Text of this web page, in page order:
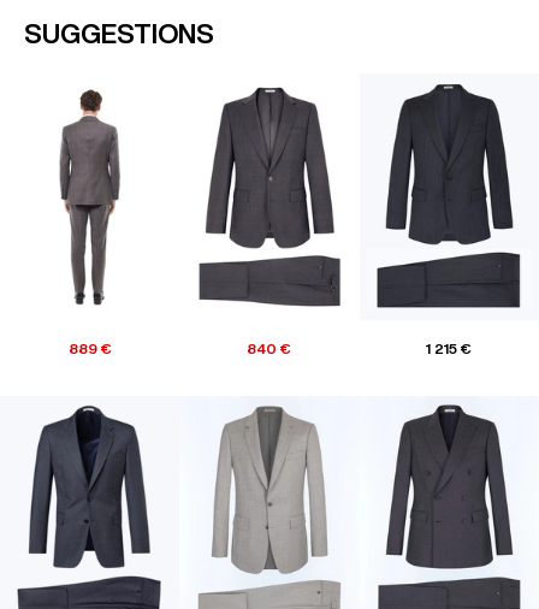
SUGGESTIONS
889 € 840 € 1 215 €